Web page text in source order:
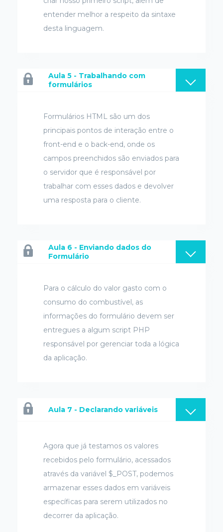
entender melhor a respeito da sintaxe
desta linguagem.
Aula 5 - Trabalhando com
formulários
Formulários HTML são um dos
principais pontos de interação entre o
front-end e o back-end, onde os
campos preenchidos são enviados para
o servidor que é responsável por
trabalhar com esses dados e devolver
uma resposta para o cliente.
Aula 6 - Enviando dados do
Formulário
Para o cálculo do valor gasto com o
consumo do combustível, as
informações do formulário devem ser
entregues a algum script PHP
responsável por gerenciar toda a lógica
da aplicação.
Aula 7 - Declarando variáveis
Agora que já testamos os valores
recebidos pelo formulário, acessados
através da variável $_POST, podemos
armazenar esses dados em variáveis
específicas para serem utilizados no
decorrer da aplicação.